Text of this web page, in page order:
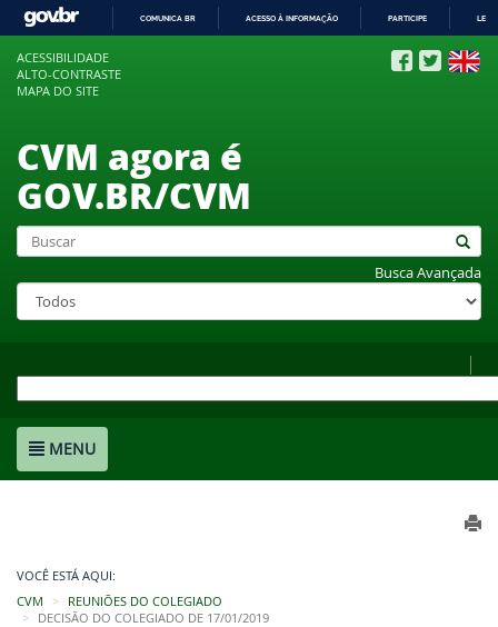
COMUNICA BR ACESSO À INFORMAÇÃO PARTICIPE
ACESSIBILIDADE
ALTO-CONTRASTE
MAPA DO SITE
CVM agora é
GOV.BR/CVM
Busca Avançada
MENU
VOCÊ ESTÁ AQUI:
CVM
REUNIÕES DO COLEGIADO
DECISÃO DO COLEGIADO DE 17/01/2019